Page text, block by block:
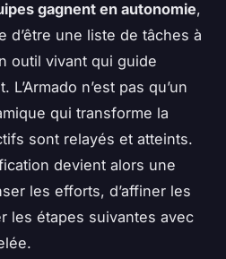
gagnent en autonomie,
d’être une liste de tâches à
outil vivant qui guide
n’est pas qu’un
qui transforme la
sont relayés et atteints.
devient alors une
les efforts, d’affiner les
les étapes suivantes avec